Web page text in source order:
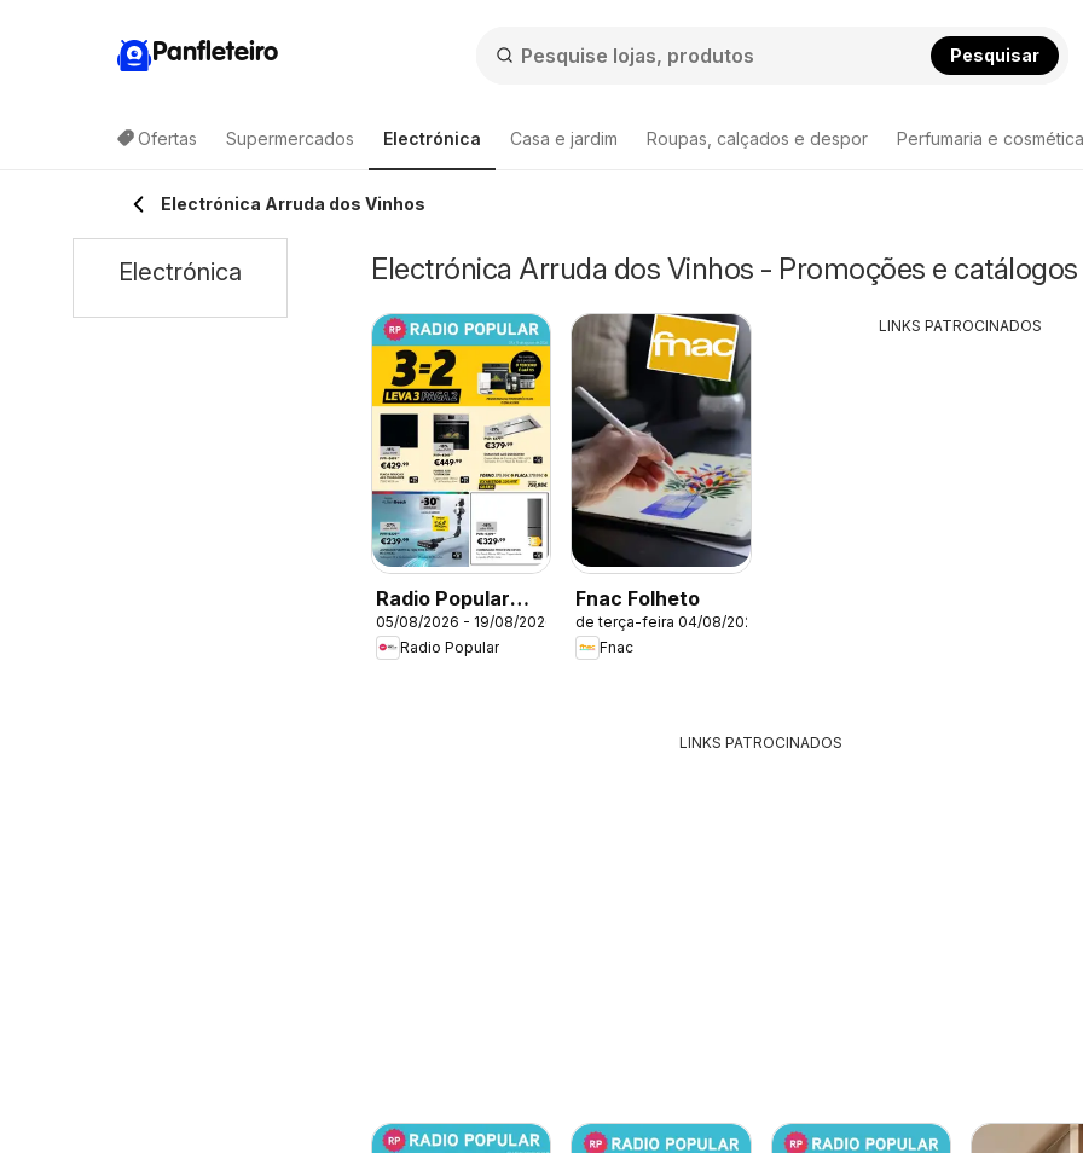
Panfleteiro Pesquisar
Ofertas Supermercados Electrónica Casa e jardim Roupas, calçados e despor Perfumaria e cosmética
Electrónica Arruda dos Vinhos
Electrónica Arruda dos Vinhos - Promoções e catálogos
Radio Popular
Leva 3 Paga 2
05/08/2026 - 19/08/2026
Radio Popular
Fnac Folheto
de terça-feira 04/08/2026
Fnac
LINKS PATROCINADOS
LINKS PATROCINADOS
Electrónica